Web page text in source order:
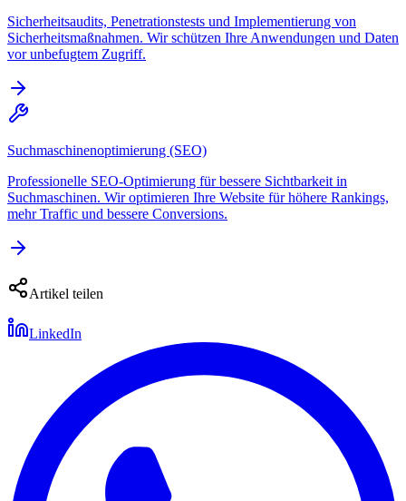
Sicherheitsaudits, Penetrationstests und Implementierung von
Sicherheitsmaßnahmen. Wir schützen Ihre Anwendungen und Daten
vor unbefugtem Zugriff.
Suchmaschinenoptimierung (SEO)
Professionelle SEO-Optimierung für bessere Sichtbarkeit in
Suchmaschinen. Wir optimieren Ihre Website für höhere Rankings,
mehr Traffic und bessere Conversions.
Artikel teilen
LinkedIn